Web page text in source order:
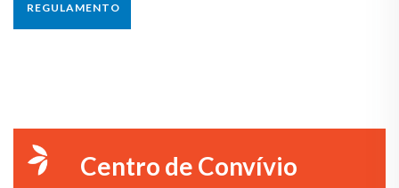
REGULAMENTO
Centro de Convívio